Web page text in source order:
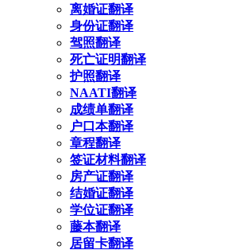
离婚证翻译
身份证翻译
驾照翻译
死亡证明翻译
护照翻译
NAATI翻译
成绩单翻译
户口本翻译
章程翻译
签证材料翻译
房产证翻译
结婚证翻译
学位证翻译
藤本翻译
居留卡翻译